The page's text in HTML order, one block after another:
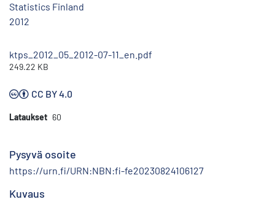
Statistics Finland
2012
ktps_2012_05_2012-07-11_en.pdf
249.22 KB
CC BY 4.0
Lataukset 60
Pysyvä osoite
https://urn.fi/URN:NBN:fi-fe20230824106127
Kuvaus